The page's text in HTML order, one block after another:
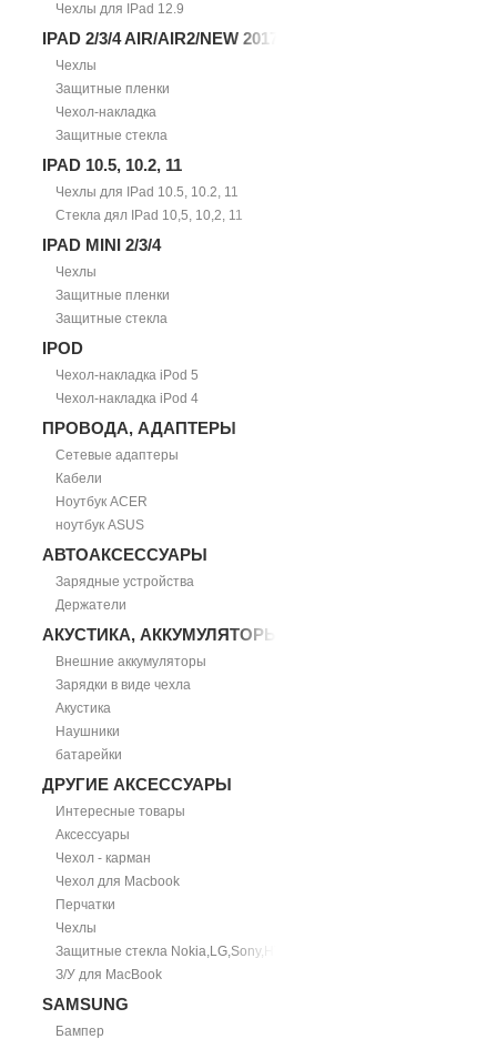
Чехлы для IPad 12.9
IPAD 2/3/4 AIR/AIR2/NEW 2017
Чехлы
Защитные пленки
Чехол-накладка
Защитные стекла
IPAD 10.5, 10.2, 11
Чехлы для IPad 10.5, 10.2, 11
Стекла дял IPad 10,5, 10,2, 11
IPAD MINI 2/3/4
Чехлы
Защитные пленки
Защитные стекла
IPOD
Чехол-накладка iPod 5
Чехол-накладка iPod 4
ПРОВОДА, АДАПТЕРЫ
Сетевые адаптеры
Кабели
Ноутбук ACER
ноутбук ASUS
АВТОАКСЕССУАРЫ
Зарядные устройства
Держатели
АКУСТИКА, АККУМУЛЯТОРЫ
Внешние аккумуляторы
Зарядки в виде чехла
Акустика
Наушники
батарейки
ДРУГИЕ АКСЕССУАРЫ
Интересные товары
Аксессуары
Чехол - карман
Чехол для Macbook
Перчатки
Чехлы
Защитные стекла Nokia,LG,Sony,HTC
З/У для MacBook
SAMSUNG
Бампер